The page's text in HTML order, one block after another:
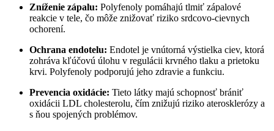
Zníženie zápalu: Polyfenoly pomáhajú tlmiť zápalové
reakcie v tele, čo môže znižovať riziko srdcovo-cievnych
ochorení.
Ochrana endotelu: Endotel je vnútorná výstielka ciev, ktorá
zohráva kľúčovú úlohu v regulácii krvného tlaku a prietoku
krvi. Polyfenoly podporujú jeho zdravie a funkciu.
Prevencia oxidácie: Tieto látky majú schopnosť brániť
oxidácii LDL cholesterolu, čím znižujú riziko aterosklerózy a
s ňou spojených problémov.